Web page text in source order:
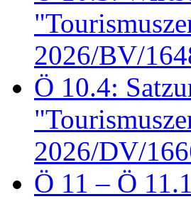
2026/BV/
Ö 10.4:
2026/DV/
Ö 11 – Ö